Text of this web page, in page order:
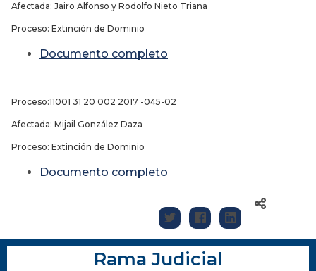
Afectada: Jairo Alfonso y Rodolfo Nieto Triana
Proceso: Extinción de Dominio
Documento completo
Proceso:11001 31 20 002 2017 -045-02
Afectada: Mijail González Daza
Proceso: Extinción de Dominio
Documento completo
Rama Judicial